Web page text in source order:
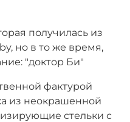
получилась из
но в то же время,
"доктор Би"
фактурой
из неокрашенной
стельки с